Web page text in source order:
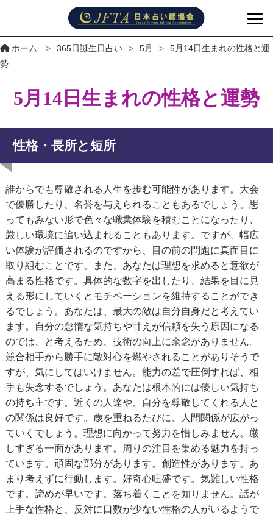
ホーム > 365日誕生日占い > 5月 >
5月14日生まれの性格と運
勢
5月14日生まれの性格と運勢
性格・長所と短所
誰からでも尊敬される人生を歩む可能性があります。大会
で優勝したり、名誉を与えられることもあるでしょう。思
ってもみない形で色々な職業体験を積むことになったり、
厳しい環境に追い込まれることもあります。ですが、幅広
い体験が評価されるのですから、目の前の問題に真面目に
取り組むことです。また、あなたは理想を求めると意欲が
高まる性格です。具体的な数字を出したり、結果を目に見
える形にしていくとモチベーションを維持することができ
るでしょう。あなたは、最大の敵は自分自身だと考えてい
ます。自分の怠惰な気持ちや甘えが信頼を失う原因になる
のでは、と考えるため、技術の向上に余念がありません。
競合相手から勝手に敵対心を燃やされることがありそうで
すが、気にしてはいけません。能力の差で圧倒すれば、相
手も失念するでしょう。あなたは根本的には優しい気持ち
の持ち主です。近くの人達や、自分を尊敬してくれる人と
の関係は良好です。歳を重ねるたびに、人間関係が広がっ
ていくでしょう。理想に向かって努力を惜しみません。厳
しすぎる一面があります。周りの注目を集める魅力を持っ
ています。頑固な部分があります。創造性があります。あ
まり考えずに行動します。好奇心旺盛です。気難しい性格
です。諦めが早いです。落ち着くことを知りません。話が
上手な性格と、反対に口数が少ない性格の人がいるようで